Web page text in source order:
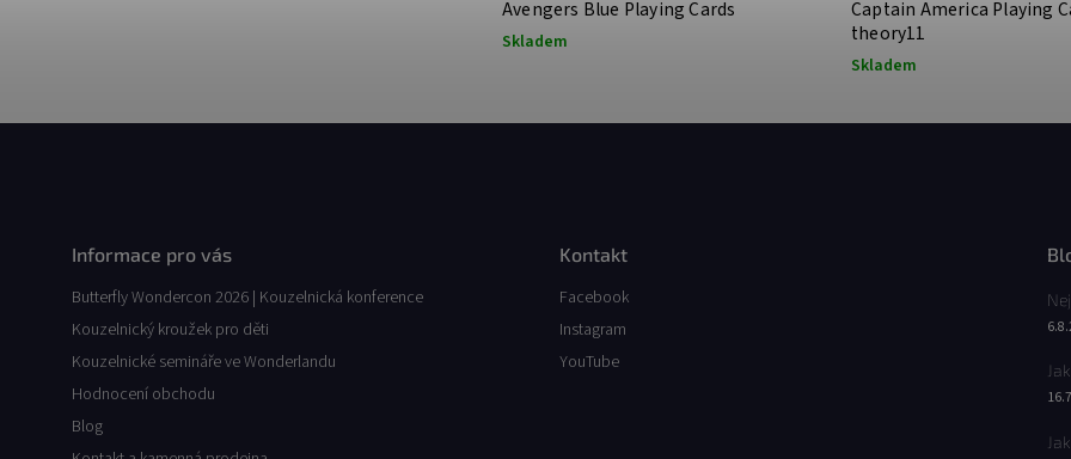
Avengers Blue Playing Cards
Skladem
Captain America Playing
theory11
Skladem
Informace pro vás
Butterfly Wondercon 2026 | Kouzelnická konference
Kouzelnický kroužek pro děti
Kouzelnické semináře ve Wonderlandu
Hodnocení obchodu
Blog
Kontakt
Facebook
Instagram
YouTube